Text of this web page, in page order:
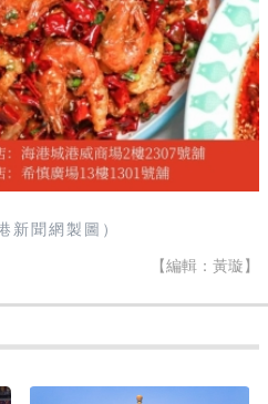
新聞網製圖）
【編輯：黃璇】